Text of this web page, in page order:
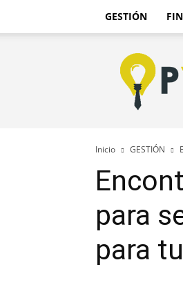
GESTIÓN
Pyme.es
–
Portal
PYME
de
Inicio GESTIÓN
para
para